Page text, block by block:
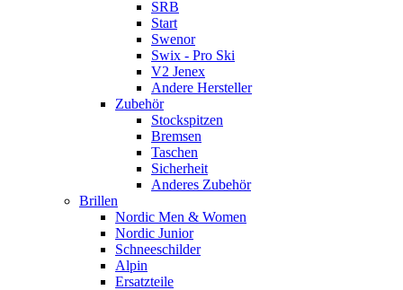
SRB
Start
Swenor
Swix - Pro Ski
V2 Jenex
Andere Hersteller
Zubehör
Stockspitzen
Bremsen
Taschen
Sicherheit
Anderes Zubehör
Brillen
Nordic Men & Women
Nordic Junior
Schneeschilder
Alpin
Ersatzteile